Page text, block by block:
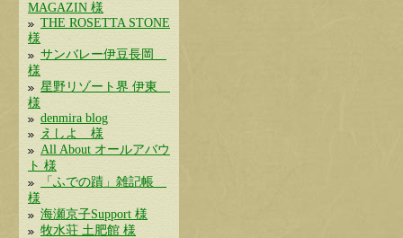
MAGAZIN 様
THE ROSETTA STONE
様
サンバレー伊豆長岡
様
星野リゾート界 伊東
様
denmira blog
えしよ 様
All About オールアバウ
ト 様
「ふでの蹟」雑記帳
様
海瀬京子Support 様
牧水荘 土肥館 様